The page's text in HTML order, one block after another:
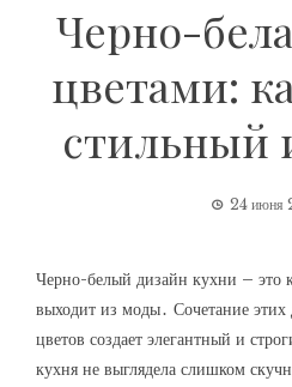
Черно-
цветами:
стильный
24 июня
Черно-белый дизайн кухни – это
выходит из моды․ Сочетание
цветов создает элегантный и
кухня не выглядела слишком